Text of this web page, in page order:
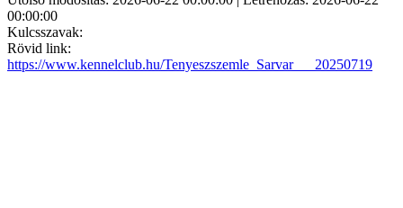
00:00:00
Kulcsszavak:
Rövid link:
https://www.kennelclub.hu/Tenyeszszemle_Sarvar___20250719